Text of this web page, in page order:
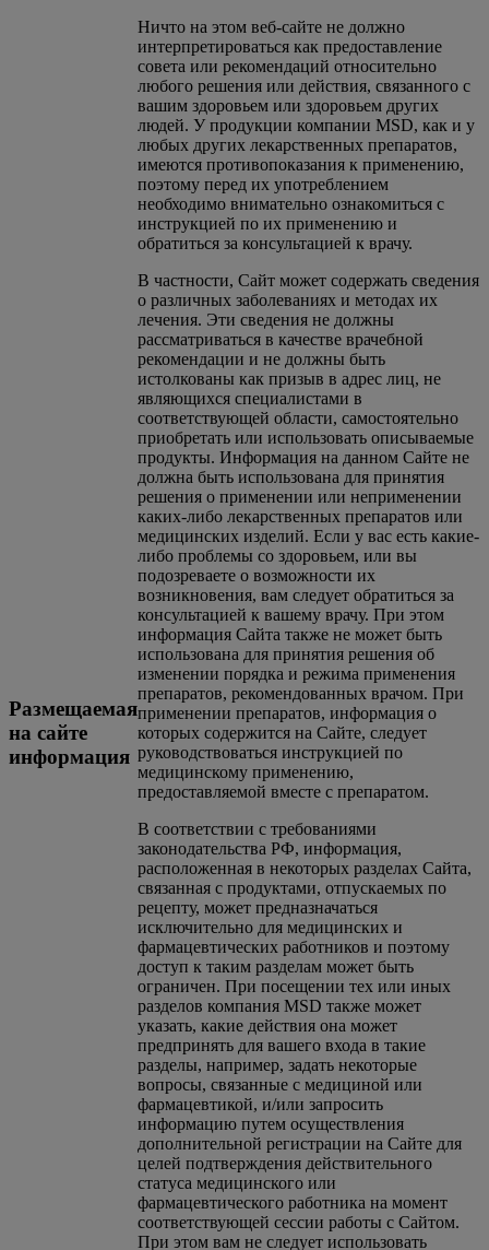
Размещаемая
на сайте
информация
Ничто на этом веб-сайте не должно
интерпретироваться как предоставление
совета или рекомендаций относительно
любого решения или действия, связанного с
вашим здоровьем или здоровьем других
людей. У продукции компании MSD, как и у
любых других лекарственных препаратов,
имеются противопоказания к применению,
поэтому перед их употреблением
необходимо внимательно ознакомиться с
инструкцией по их применению и
обратиться за консультацией к врачу.
В частности, Сайт может содержать сведения
о различных заболеваниях и методах их
лечения. Эти сведения не должны
рассматриваться в качестве врачебной
рекомендации и не должны быть
истолкованы как призыв в адрес лиц, не
являющихся специалистами в
соответствующей области, самостоятельно
приобретать или использовать описываемые
продукты. Информация на данном Сайте не
должна быть использована для принятия
решения о применении или неприменении
каких-либо лекарственных препаратов или
медицинских изделий. Если у вас есть какие-
либо проблемы со здоровьем, или вы
подозреваете о возможности их
возникновения, вам следует обратиться за
консультацией к вашему врачу. При этом
информация Сайта также не может быть
использована для принятия решения об
изменении порядка и режима применения
препаратов, рекомендованных врачом. При
применении препаратов, информация о
которых содержится на Сайте, следует
руководствоваться инструкцией по
медицинскому применению,
предоставляемой вместе с препаратом.
В соответствии с требованиями
законодательства РФ, информация,
расположенная в некоторых разделах Сайта,
связанная c продуктами, отпускаемых по
рецепту, может предназначаться
исключительно для медицинских и
фармацевтических работников и поэтому
доступ к таким разделам может быть
ограничен. При посещении тех или иных
разделов компания MSD также может
указать, какие действия она может
предпринять для вашего входа в такие
разделы, например, задать некоторые
вопросы, связанные с медициной или
фармацевтикой, и/или запросить
информацию путем осуществления
дополнительной регистрации на Сайте для
целей подтверждения действительного
статуса медицинского или
фармацевтического работника на момент
соответствующей сессии работы с Сайтом.
При этом вам не следует использовать